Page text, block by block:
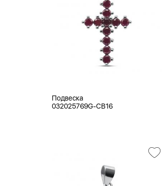
Подвеска
032025769G-CB16